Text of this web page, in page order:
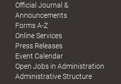
Official Journal &
Announcements
Forms A-Z
Online Services
Press Releases
Event Calendar
Open Jobs in Administration
Administrative Structure